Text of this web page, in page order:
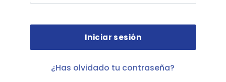
¿Has olvidado tu contraseña?